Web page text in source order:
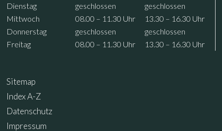
Dienstag geschlossen
geschlossen
Mittwoch 08.00 – 11.30 Uhr 13.30 – 16.30 Uhr
Donnerstag geschlossen
geschlossen
Freitag 08.00 – 11.30 Uhr 13.30 – 16.30 Uhr
Sitemap
Index A-Z
Datenschutz
Impressum